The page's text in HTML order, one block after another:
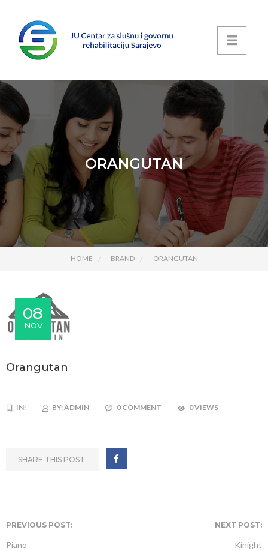
ORANGUTAN
HOME BRAND ORANGUTAN
08
NOV
Orangutan
IN: BY:ADMIN 0 COMMENT 0 VIEWS
SHARE THIS POST:
PREVIOUS POST:
Piano
NEXT POST:
Kinight